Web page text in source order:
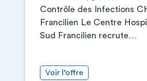
Contrôle des Infections
Francilien Le Centre
Sud Francilien recrute…
Voir l’offre